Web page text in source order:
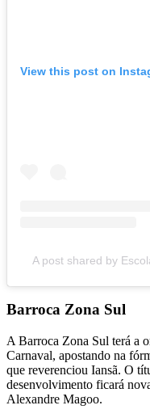
View this post on
A post shared by
Barroca Zona Sul
A Barroca Zona Sul terá a
Carnaval, apostando na
que reverenciou Iansã. O
desenvolvimento ficará
Alexandre Magoo.